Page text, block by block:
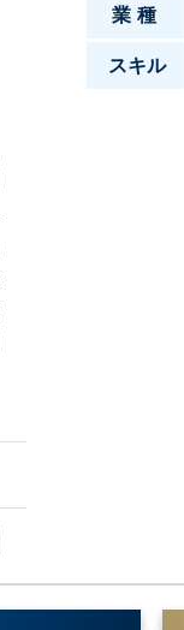
業種
スキル